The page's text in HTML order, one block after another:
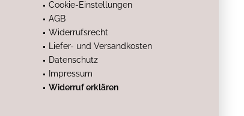
Cookie-Einstellungen
AGB
Widerrufsrecht
Liefer- und Versandkosten
Datenschutz
Impressum
Widerruf erklären